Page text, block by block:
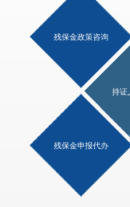
残保金政策咨询
持证
残保金申报代办